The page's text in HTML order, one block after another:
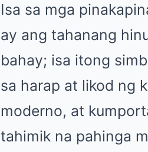
Isa sa mga
ay ang tahanang
bahay; isa itong
sa harap at likod ng
moderno, at
tahimik na pahinga